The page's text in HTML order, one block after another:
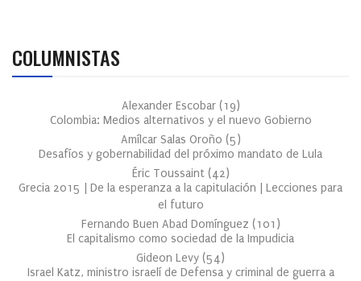
COLUMNISTAS
Alexander Escobar (19)
Colombia: Medios alternativos y el nuevo Gobierno
Amílcar Salas Oroño (5)
Desafíos y gobernabilidad del próximo mandato de Lula
Éric Toussaint (42)
Grecia 2015 | De la esperanza a la capitulación | Lecciones para
el futuro
Fernando Buen Abad Domínguez (101 )
El capitalismo como sociedad de la Impudicia
Gideon Levy (54)
Israel Katz, ministro israelí de Defensa y criminal de guerra a